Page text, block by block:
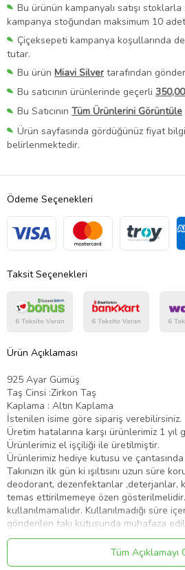
Bu ürünün kampanyalı satışı stoklarla
kampanya stoğundan maksimum 10
Çiçeksepeti kampanya koşullarında
tutar.
Bu ürün Miavi Silver tarafından
Bu satıcının ürünlerinde geçerli
Bu Satıcının Tüm Ürünlerini Görüntüle
Ürün sayfasında gördüğünüz fiyat
belirlenmektedir.
Ödeme Seçenekleri
Taksit Seçenekleri
Ürün Açıklaması
925 Ayar Gümüş
Taş Cinsi :Zirkon Taş
Kaplama : Altın Kaplama
İstenilen isime göre sipariş verebilirsiniz.
Üretim hatalarına karşı ürünlerimiz 1 yıl
Ürünlerimiz el işçiliği ile üretilmiştir.
Ürünlerimiz hediye kutusu ve
Takınızın ilk gün ki ışıltısını uzun süre
deodorant, dezenfektanlar ,deterjanlar,
temas ettirilmemeye özen
kullanılmamalıdır. Kullanılmadığı süre
gönderilen takı kutusunda muhafaza
Görselde ki ürün fotoğraf çekimi
gördüğünüz ürün gelmektedir.
Güzel Günlerde Kullanmanız Dileğiyle.
Tüm Açıklamayı